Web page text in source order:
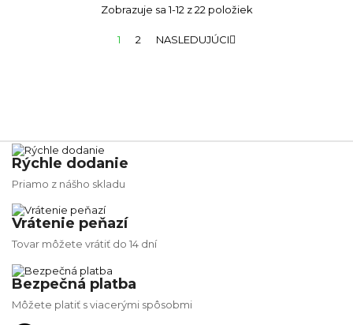
Zobrazuje sa 1-12 z 22 položiek
1 2 NASLEDUJÚCI
Rýchle dodanie
Priamo z nášho skladu
Vrátenie peňazí
Tovar môžete vrátiť do 14 dní
Bezpečná platba
Môžete platiť s viacerými spôsobmi